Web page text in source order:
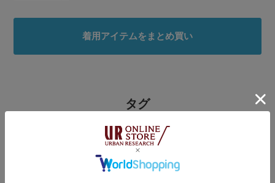
着用アイテムをまとめ買い
タグ
#30代コーデ
#オトナカジュアル #ママコーデ